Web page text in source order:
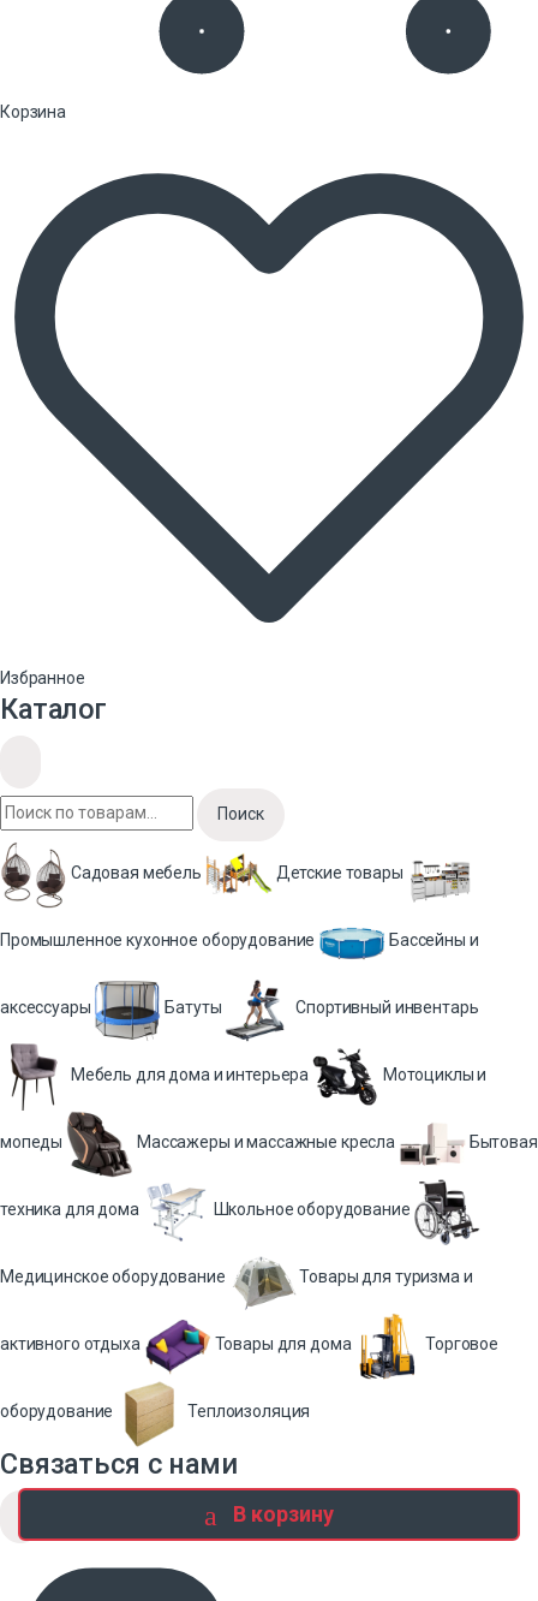
В корзину
Корзина
Избранное
Каталог
Поиск
Садовая мебель Детские товары
Промышленное кухонное оборудование Бассейны и
аксессуары Батуты Спортивный инвентарь
Мебель для дома и интерьера Мотоциклы и
мопеды Массажеры и массажные кресла Бытовая
техника для дома Школьное оборудование
Медицинское оборудование Товары для туризма и
активного отдыха Товары для дома Торговое
оборудование Теплоизоляция
Связаться с нами